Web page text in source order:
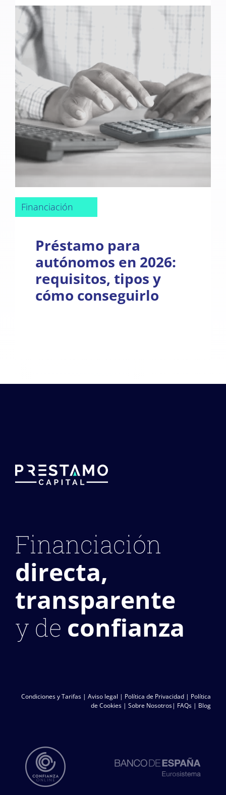
Financiación
Préstamo para
autónomos en 2026:
requisitos, tipos y
cómo conseguirlo
Financiación
directa,
transparente
y de confianza
Condiciones y Tarifas |Aviso legal | Política de Privacidad | Política
de Cookies |Sobre Nosotros| FAQs | Blog